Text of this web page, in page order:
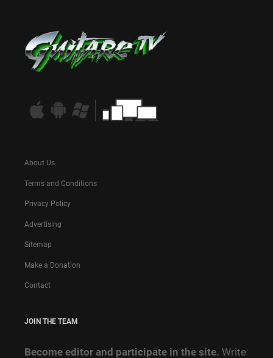
About Us
Terms and Conditions
Privacy Policy
Advertising
Sitemap
Make a Donation
Contact
JOIN THE TEAM
Become editor and participate in the site. Write